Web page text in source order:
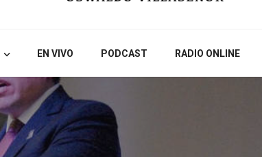
EN VIVO PODCAST RADIO ONLINE